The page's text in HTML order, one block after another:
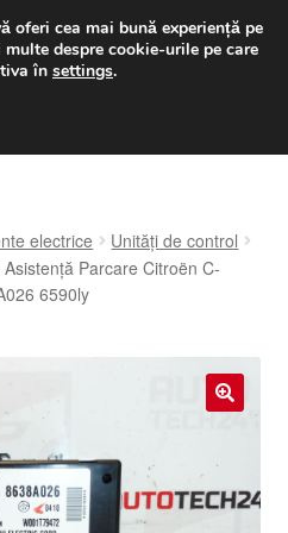
031 229 6816
electrice
Unități de control
Asistență Parcare Citroën C-
6590ly
oferi cea mai bună experiență pe
despre cookie-urile pe care
în settings.